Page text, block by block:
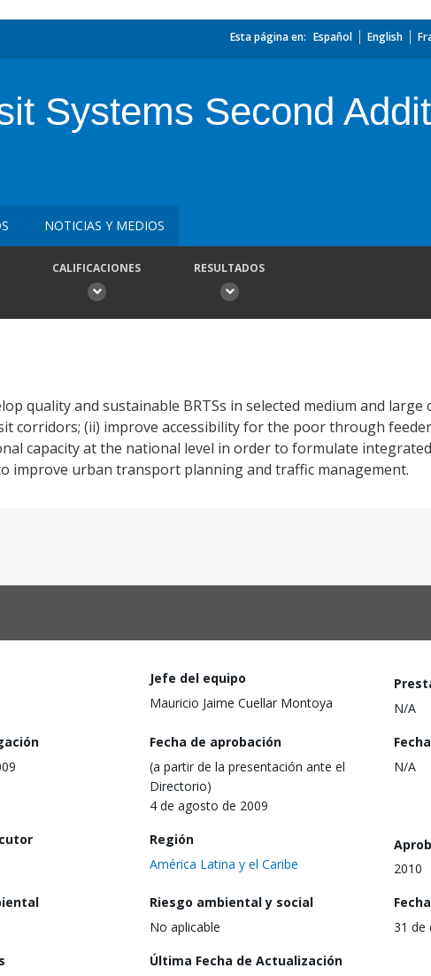
Esta página en: Español English
Systems Second
NOTICIAS Y MEDIOS
CALIFICACIONES RESULTADOS
quality and sustainable BRTSs in selected medium and large
corridors; (ii) improve accessibility for the poor through feeder
capacity at the national level in order to formulate integrated
improve urban transport planning and traffic management.
Jefe del equipo
Mauricio Jaime Cuellar Montoya
N/A
Fecha de aprobación
(a partir de la presentación ante el
Directorio)
4 de agosto de 2009
N/A
Región
América Latina y el Caribe
2010
Riesgo ambiental y social
No aplicable
31 de
Última Fecha de Actualización